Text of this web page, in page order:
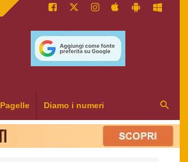
Pagelle Diamo i numeri